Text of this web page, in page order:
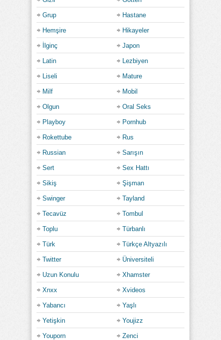
Grup Hastane
Hemşire Hikayeler
İlginç Japon
Latin Lezbiyen
Liseli Mature
Milf Mobil
Olgun Oral Seks
Playboy Pornhub
Rokettube Rus
Russian Sarışın
Sert Sex Hattı
Sikiş Şişman
Swinger Tayland
Tecavüz Tombul
Toplu Türbanlı
Türk Türkçe Altyazılı
Twitter Üniversiteli
Uzun Konulu Xhamster
Xnxx Xvideos
Yabancı Yaşlı
Yetişkin Youjizz
Youporn Zenci